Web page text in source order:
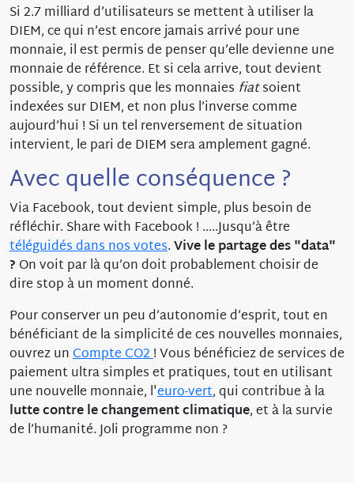
Si 2.7 milliard d’utilisateurs se mettent à utiliser la
DIEM, ce qui n’est encore jamais arrivé pour une
monnaie, il est permis de penser qu’elle devienne une
monnaie de référence. Et si cela arrive, tout devient
possible, y compris que les monnaies fiatsoient
indexées sur DIEM, et non plus l’inverse comme
aujourd’hui ! Si un tel renversement de situation
intervient, le pari de DIEM sera amplement gagné.
Avec quelle conséquence ?
Via Facebook, tout devient simple, plus besoin de
réfléchir. Share with Facebook ! …..Jusqu’à être
téléguidés dans nos votes.Vive le partage des "data"
? On voit par là qu’on doit probablement choisir de
dire stop à un moment donné.
Pour conserver un peu d’autonomie d’esprit, tout en
bénéficiant de la simplicité de ces nouvelles monnaies,
ouvrez unCompte CO2! Vous bénéficiez de services de
paiement ultra simples et pratiques, tout en utilisant
une nouvelle monnaie, l'euro-vert, qui contribue à la
lutte contre le changement climatique, et à la survie
de l’humanité. Joli programme non ?